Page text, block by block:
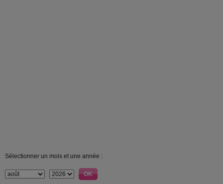
Sélectionner un mois et une année :